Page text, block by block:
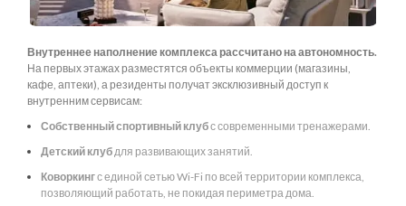
Внутреннее наполнение комплекса рассчитано на автономность.
На первых этажах разместятся объекты коммерции (магазины,
кафе, аптеки), а резиденты получат эксклюзивный доступ к
внутренним сервисам:
Собственный спортивный клубс современными тренажерами.
Детский клубдля развивающих занятий.
Коворкингс единой сетью Wi-Fi по всей территории комплекса,
позволяющий работать, не покидая периметра дома.